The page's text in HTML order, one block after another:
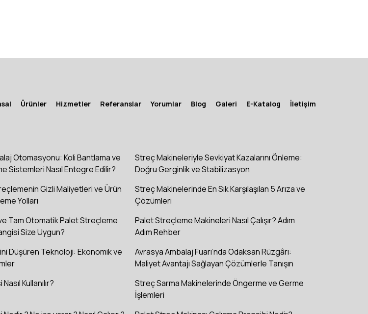
Ürünler Hizmetler Referanslar Yorumlar Blog Galeri E-Katalog İletişim
Otomasyonu: Koli Bantlama ve
Sistemleri Nasıl Entegre Edilir?
Streç Makineleriyle Sevkiyat Kazalarını Önleme:
Doğru Gerginlik ve Stabilizasyon
Gizli Maliyetleri ve Ürün
Yolları
Streç Makinelerinde En Sık Karşılaşılan 5 Arıza ve
Çözümleri
Tam Otomatik Palet Streçleme
Size Uygun?
Palet Streçleme Makineleri Nasıl Çalışır? Adım
Adım Rehber
Düşüren Teknoloji: Ekonomik ve
Avrasya Ambalaj Fuarı’nda Odaksan Rüzgârı:
Maliyet Avantajı Sağlayan Çözümlerle Tanışın
Kullanılır?
Streç Sarma Makinelerinde Öngerme ve Germe
İşlemleri